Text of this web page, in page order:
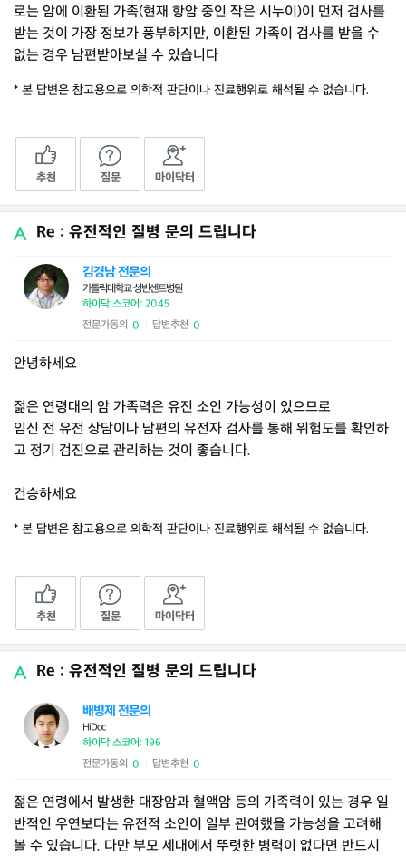
로는 암에 이환된 가족(현재 항암 중인 작은 시누이)이 먼저 검사를
받는 것이 가장 정보가 풍부하지만, 이환된 가족이 검사를 받을 수
없는 경우 남편받아보실 수 있습니다
* 본 답변은 참고용으로 의학적 판단이나 진료행위로 해석될 수 없습니다.
추천 질문 마이닥터
Re : 유전적인 질병 문의 드립니다
김경남 전문의
가톨릭대학교 성빈센트병원
하이닥 스코어: 2045
전문가동의 0 답변추천 0
안녕하세요
젊은 연령대의 암 가족력은 유전 소인 가능성이 있으므로
임신 전 유전 상담이나 남편의 유전자 검사를 통해 위험도를 확인하
고 정기 검진으로 관리하는 것이 좋습니다.
건승하세요
* 본 답변은 참고용으로 의학적 판단이나 진료행위로 해석될 수 없습니다.
추천 질문 마이닥터
Re : 유전적인 질병 문의 드립니다
배병제 전문의
HiDoc
하이닥 스코어: 196
전문가동의 0 답변추천 0
젊은 연령에서 발생한 대장암과 혈액암 등의 가족력이 있는 경우 일
반적인 우연보다는 유전적 소인이 일부 관여했을 가능성을 고려해
볼 수 있습니다. 다만 부모 세대에서 뚜렷한 병력이 없다면 반드시